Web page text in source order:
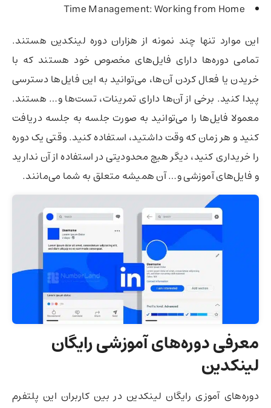
Time Management: Working from Home
این موارد تنها چند نمونه از هزاران دوره لینکدین هستند.
تمامی دوره‌ها دارای فایل‌های مخصوص خود هستند که با
خریدن یا فعال کردن آن‌ها، می‌توانید به این فایل‌ها دسترسی
پیدا کنید. برخی از آن‌ها دارای تمرینات، تست‌ها و… هستند.
معمولا فایل‌ها را می‌توانید به صورت جلسه به جلسه دریافت
کنید و هر زمان که وقت داشتید، استفاده کنید. وقتی یک دوره
را خریداری کنید، دیگر هیچ محدودیتی در استفاده از آن ندارید
و فایل‌های آموزشی و… آن همیشه متعلق به شما می‌مانند.
معرفی دوره‌های آموزشی رایگان
لینکدین
دوره‌های آموزی رایگان لینکدین در بین کاربران این پلتفرم